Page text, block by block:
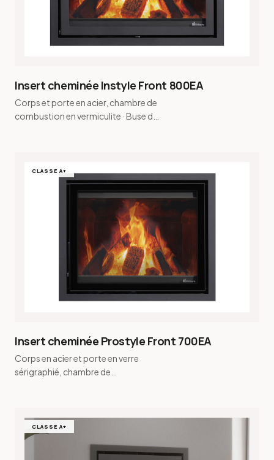
Insert cheminée Instyle Front 800EA
Corps et porte en acier, chambre de
combustion en vermiculite · Buse de
CLASSE A+
Insert cheminée Prostyle Front 700EA
Corps en acier et porte en verre
sérigraphié, chambre de
CLASSE A+